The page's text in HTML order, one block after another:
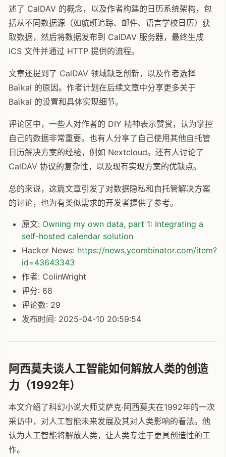
述了 CalDAV 的概念，以及作者构建的日历系统架构，包
括从不同数据源（如航班追踪、邮件、语言学校日历）获
取数据，然后将数据发布到 CalDAV 服务器，最终生成
ICS 文件并通过 HTTP 提供的流程。
文章还提到了 CalDAV 领域缺乏创新，以及作者选择
Baïkal 的原因。作者计划在后续文章中分享更多关于
Baïkal 的设置和具体实现细节。
评论区中，一些人对作者的 DIY 精神表示赞赏，认为掌控
自己的数据非常重要。也有人分享了自己使用其他自托管
日历解决方案的经验，例如 Nextcloud。还有人讨论了
CalDAV 协议的复杂性，以及现有实现方案的优缺点。
总的来说，这篇文章引发了对数据隐私和自托管解决方案
的讨论，也为有类似需求的开发者提供了参考。
原文: Owning my own data, part 1: Integrating a
self-hosted calendar solution
Hacker News: https://news.ycombinator.com/item?
id=43643343
作者: ColinWright
评分: 68
评论数: 29
发布时间: 2025-04-10 20:59:54
阿西莫夫谈人工智能如何解放人类的创造
力（1992年）
本文介绍了科幻小说大师艾萨克·阿西莫夫在1992年的一次
采访中，对人工智能未来发展及其对人类影响的看法。他
认为人工智能将解放人类，让人类专注于更具创造性的工
作。